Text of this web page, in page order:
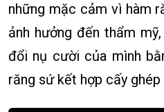
những mặc cảm vì hàm
ảnh hưởng đến thẩm
đổi nụ cười của mình
răng sứ kết hợp cấy